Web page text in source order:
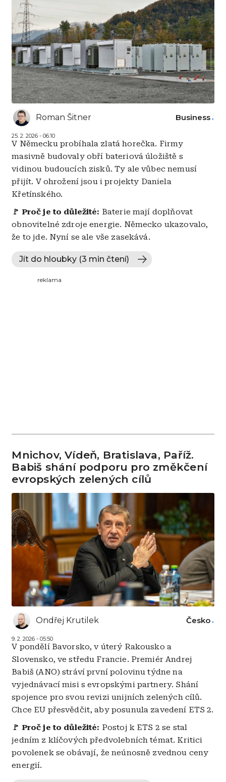
Roman Šitner
25. 2. 2026 - 06:10
Business
V Německu probíhala zlatá horečka. Firmy
masivně budovaly obří bateriová úložiště s
vidinou budoucích zisků. Ty ale vůbec nemusí
přijít. V ohrožení jsou i projekty Daniela
Křetínského.
🚩 Proč je to důležité: Baterie mají doplňovat
obnovitelné zdroje energie. Německo ukazovalo,
že to jde. Nyní se ale vše zasekává.
Jít do hloubky (3 min čtení)
reklama
Mnichov, Vídeň, Bratislava, Paříž.
Babiš shání podporu pro změkčení
evropských zelených cílů
Ondřej Krutilek
9. 2. 2026 - 05:50
Česko
V pondělí Bavorsko, v úterý Rakousko a
Slovensko, ve středu Francie. Premiér Andrej
Babiš (ANO) stráví první polovinu týdne na
vyjednávací misi s evropskými partnery. Shání
spojence pro svou revizi unijních zelených cílů.
Chce EU přesvědčit, aby posunula zavedení ETS 2.
🚩 Proč je to důležité: Postoj k ETS 2 se stal
jedním z klíčových předvolebních témat. Kritici
povolenek se obávají, že neúnosně zvednou ceny
energií.